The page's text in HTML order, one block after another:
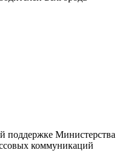
поддержке Министерства
коммуникаций